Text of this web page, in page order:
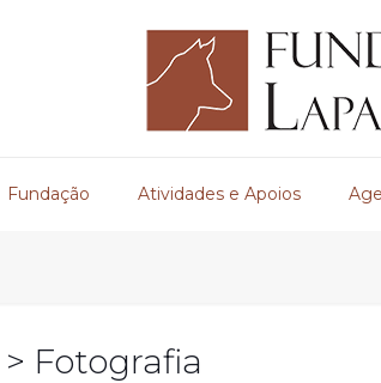
Fundação Atividades e Apoios
Fotografia